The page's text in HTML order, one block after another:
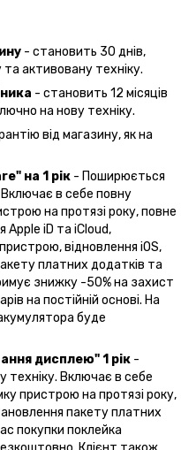
- становить 30 днів,
активовану техніку.
- становить 12 місяців
на нову техніку.
від магазину, як на
на 1 рік - Поширюється
в себе повну
на протязі року, повне
iD та iCloud,
відновлення іOS,
платних додатків та
знижку -50% на захист
на постійній основі. На
буде
дисплею" 1 рік -
техніку. Включає в себе
пристрою на протязі року,
пакету платних
покупки поклейка